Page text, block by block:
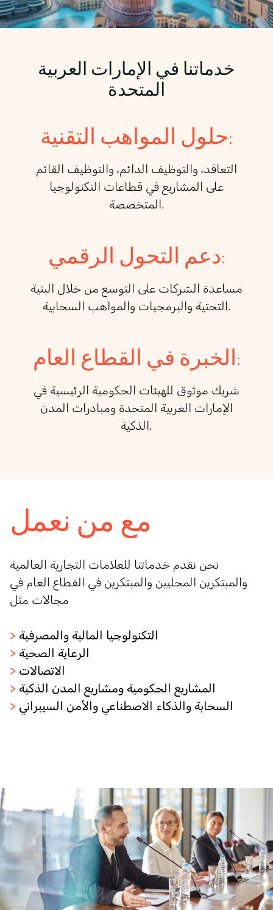
خدماتنا في الإمارات العربية
المتحدة
حلول المواهب التقنية:
التعاقد، والتوظيف الدائم، والتوظيف القائم
على المشاريع في قطاعات التكنولوجيا
المتخصصة.
دعم التحول الرقمي:
مساعدة الشركات على التوسع من خلال البنية
التحتية والبرمجيات والمواهب السحابية.
الخبرة في القطاع العام:
شريك موثوق للهيئات الحكومية الرئيسية في
الإمارات العربية المتحدة ومبادرات المدن
الذكية.
مع من نعمل
نحن نقدم خدماتنا للعلامات التجارية العالمية
والمبتكرين المحليين والمبتكرين في القطاع العام في
مجالات مثل
> التكنولوجيا المالية والمصرفية
> الرعاية الصحية
> الاتصالات
> المشاريع الحكومية ومشاريع المدن الذكية
> السحابة والذكاء الاصطناعي والأمن السيبراني